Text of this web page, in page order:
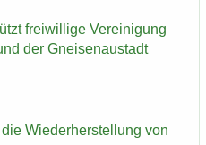
frei­wil­li­ge Ver­ei­ni­gung
der Gnei­sen­au­stadt
Wie­der­her­stel­lung von